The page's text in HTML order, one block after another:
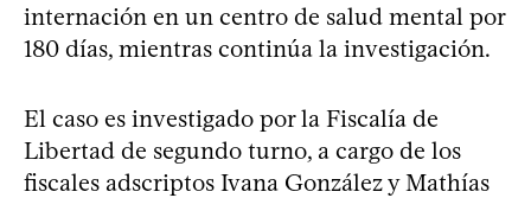
internación en un centro de salud mental por
180 días, mientras continúa la investigación.
El caso es investigado por la Fiscalía de
Libertad de segundo turno, a cargo de los
fiscales adscriptos Ivana González y Mathías